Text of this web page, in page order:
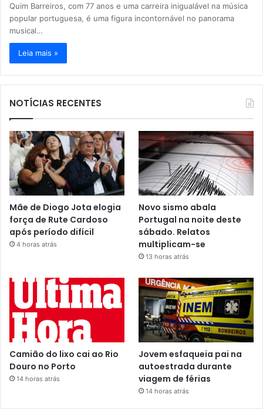
Quim Barreiros, com 77 anos e uma carreira inigualável na música
popular portuguesa, é uma figura incontornável no panorama
musical…
Leia mais »
NOTÍCIAS RECENTES
Mãe de Diogo Jota elogia
força de Rute Cardoso
após período difícil
4 horas atrás
Novo sismo abala
Portugal na noite deste
sábado. Relatos
multiplicam-se
13 horas atrás
Camião do lixo cai ao Rio
Douro no Porto
14 horas atrás
Jovem esfaqueia pai na
autoestrada durante
viagem de férias
14 horas atrás